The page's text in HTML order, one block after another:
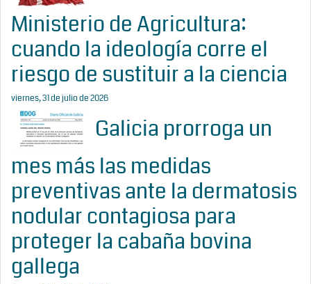
Ministerio de Agricultura:
cuando la ideología corre el
riesgo de sustituir a la ciencia
viernes, 31 de julio de 2026
Galicia prorroga un
mes más las medidas
preventivas ante la dermatosis
nodular contagiosa para
proteger la cabaña bovina
gallega